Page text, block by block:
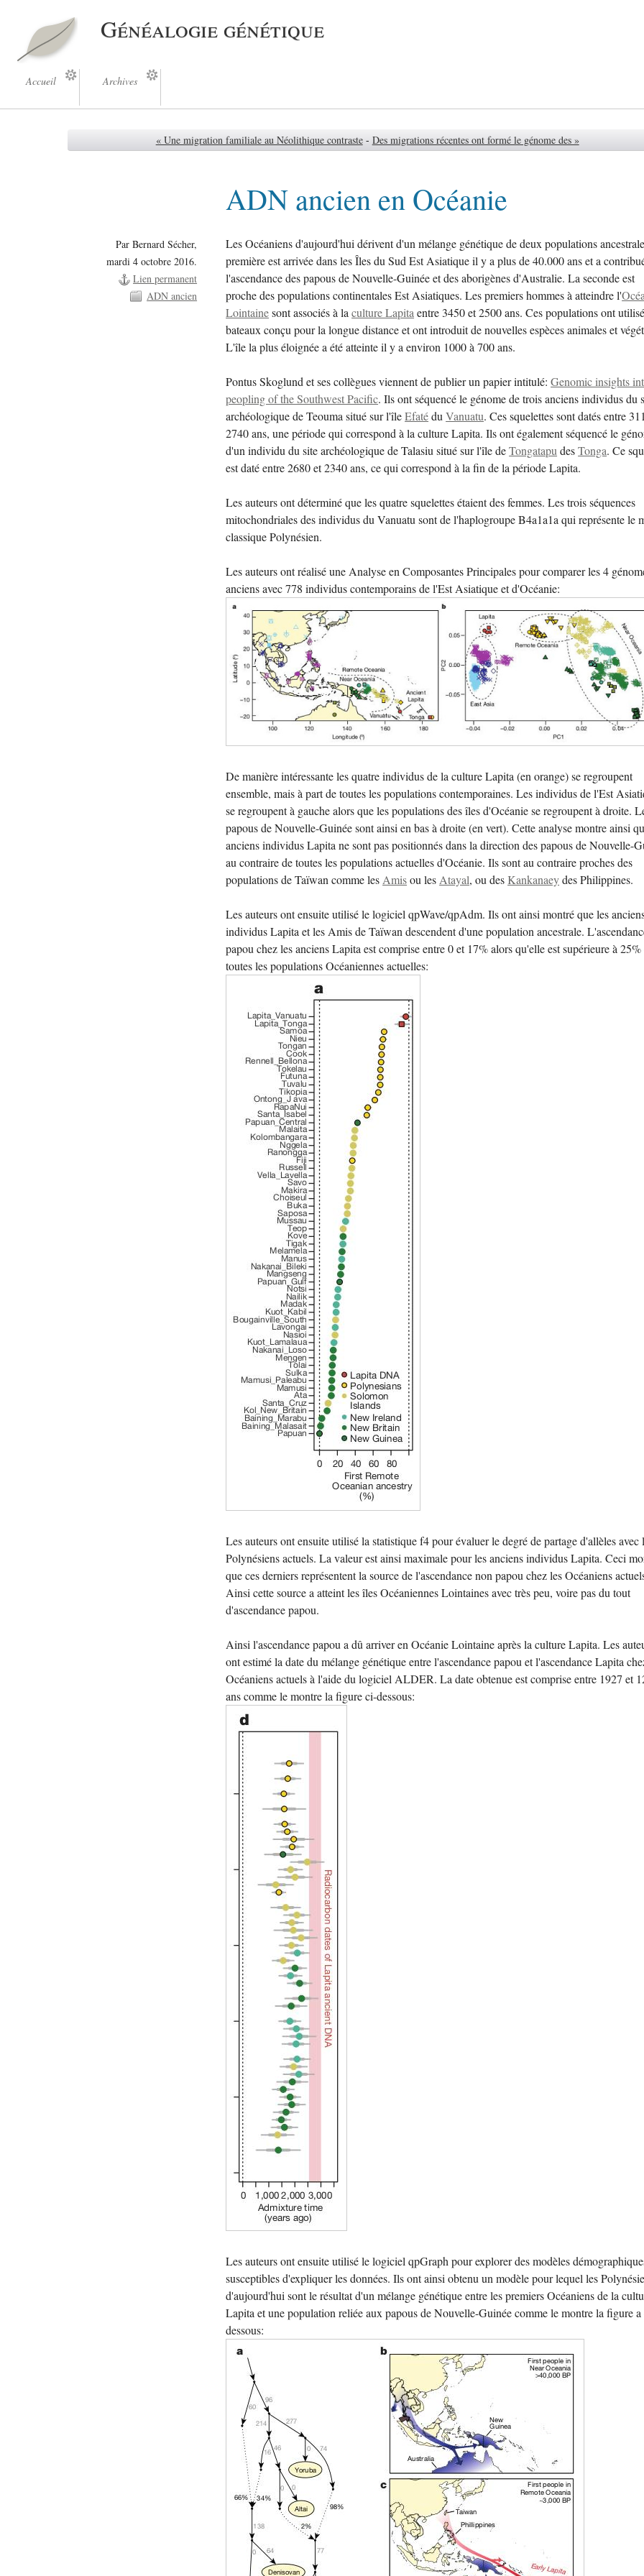
Généalogie génétique
Accueil Archives
« Une migration familiale au Néolithique contraste - Des migrations récentes ont formé le génome des »
ADN ancien en Océanie
Par Bernard Sécher,
mardi 4 octobre 2016.
Lien permanent
ADN ancien
Les Océaniens d'aujourd'hui dérivent d'un mélange génétique de deux populations
première est arrivée dans les Îles du Sud Est Asiatique il y a plus de 40.000 ans et a
l'ascendance des papous de Nouvelle-Guinée et des aborigènes d'Australie. La seconde est
proche des populations continentales Est Asiatiques. Les premiers hommes à atteindre l'
Lointainesont associés à laculture Lapitaentre 3450 et 2500 ans. Ces populations ont
bateaux conçu pour la longue distance et ont introduit de nouvelles espèces animales et
L'île la plus éloignée a été atteinte il y a environ 1000 à 700 ans.
Pontus Skoglund et ses collègues viennent de publier un papier intitulé:Genomic insights
peopling of the Southwest Pacific. Ils ont séquencé le génome de trois anciens individus du
archéologique de Teouma situé sur l'îleEfatéduVanuatu. Ces squelettes sont datés entre
2740 ans, une période qui correspond à la culture Lapita. Ils ont également séquencé le
d'un individu du site archéologique de Talasiu situé sur l'île deTongatapudesTonga. Ce
est daté entre 2680 et 2340 ans, ce qui correspond à la fin de la période Lapita.
Les auteurs ont déterminé que les quatre squelettes étaient des femmes. Les trois séquences
mitochondriales des individus du Vanuatu sont de l'haplogroupe B4a1a1a qui représente le
classique Polynésien.
Les auteurs ont réalisé une Analyse en Composantes Principales pour comparer les 4
anciens avec 778 individus contemporains de l'Est Asiatique et d'Océanie:
De manière intéressante les quatre individus de la culture Lapita (en orange) se regroupent
ensemble, mais à part de toutes les populations contemporaines. Les individus de l'Est
se regroupent à gauche alors que les populations des îles d'Océanie se regroupent à droite.
papous de Nouvelle-Guinée sont ainsi en bas à droite (en vert). Cette analyse montre ainsi
anciens individus Lapita ne sont pas positionnés dans la direction des papous de Nouvelle-
au contraire de toutes les populations actuelles d'Océanie. Ils sont au contraire proches des
populations de Taïwan comme lesAmisou lesAtayal, ou desKankanaeydes Philippines.
Les auteurs ont ensuite utilisé le logiciel qpWave/qpAdm. Ils ont ainsi montré que les
individus Lapita et les Amis de Taïwan descendent d'une population ancestrale.
papou chez les anciens Lapita est comprise entre 0 et 17% alors qu'elle est supérieure à 25%
toutes les populations Océaniennes actuelles:
Les auteurs ont ensuite utilisé la statistique f4 pour évaluer le degré de partage d'allèles avec
Polynésiens actuels. La valeur est ainsi maximale pour les anciens individus Lapita. Ceci
que ces derniers représentent la source de l'ascendance non papou chez les Océaniens
Ainsi cette source a atteint les îles Océaniennes Lointaines avec très peu, voire pas du tout
d'ascendance papou.
Ainsi l'ascendance papou a dû arriver en Océanie Lointaine après la culture Lapita. Les
ont estimé la date du mélange génétique entre l'ascendance papou et l'ascendance Lapita
Océaniens actuels à l'aide du logiciel ALDER. La date obtenue est comprise entre 1927 et
ans comme le montre la figure ci-dessous:
Les auteurs ont ensuite utilisé le logiciel qpGraph pour explorer des modèles
susceptibles d'expliquer les données. Ils ont ainsi obtenu un modèle pour lequel les
d'aujourd'hui sont le résultat d'un mélange génétique entre les premiers Océaniens de la
Lapita et une population reliée aux papous de Nouvelle-Guinée comme le montre la figure
dessous: